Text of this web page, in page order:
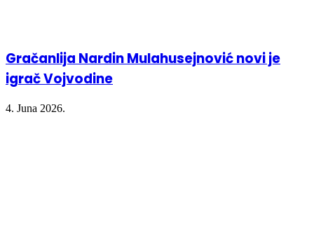
Gračanlija Nardin Mulahusejnović novi je
igrač Vojvodine
4. Juna 2026.